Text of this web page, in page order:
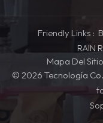
Friendly Links :
RAIN
Mapa Del Sitio
© 2026 Tecnología